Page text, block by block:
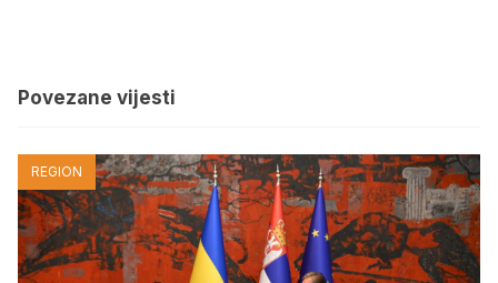
Povezane vijesti
REGION